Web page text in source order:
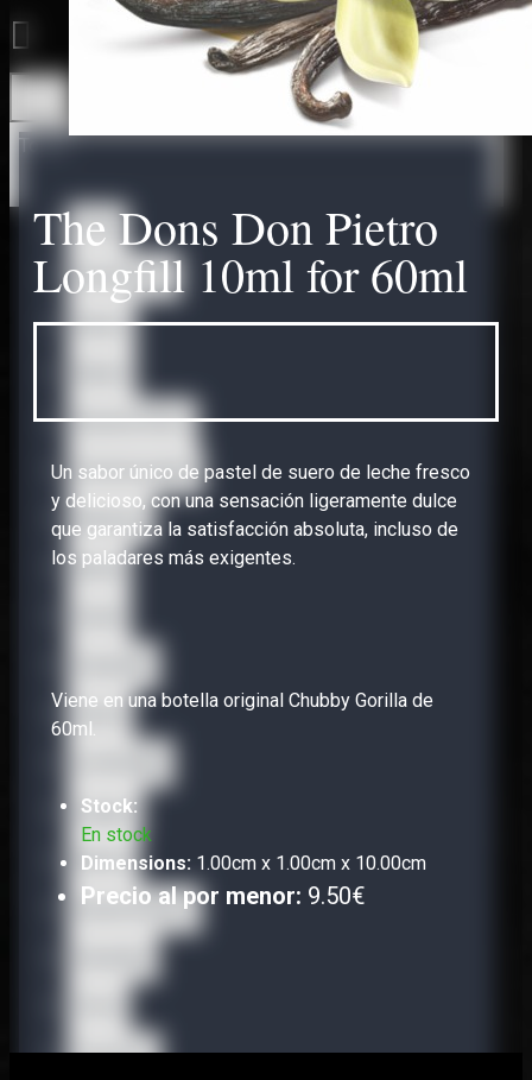
Todo
Todo
Accessories
Bases
Nicotine Shots
Omerta Liquids
Abstract
Bisha
Legacy
Nectar
Sweet Dreams
The Dons
The Dons Don Pietro
Longfill 10ml for 60ml
Un sabor único de pastel de suero de leche fresco
y delicioso, con una sensación ligeramente dulce
que garantiza la satisfacción absoluta, incluso de
los paladares más exigentes.
Viene en una botella original Chubby Gorilla de
60ml.
Stock:
En stock
Dimensions: 1.00cm x 1.00cm x 10.00cm
Precio al por menor: 9.50€